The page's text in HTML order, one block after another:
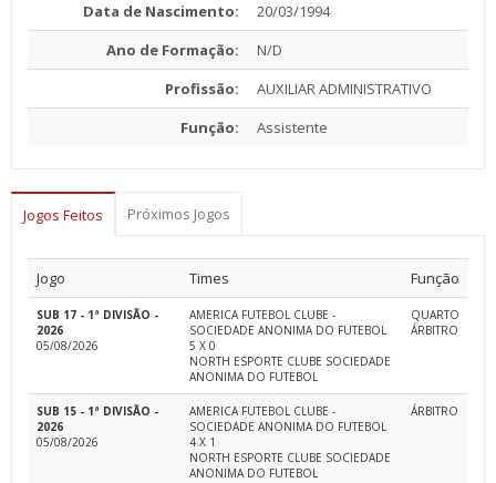
Data de Nascimento:
20/03/1994
Ano de Formação:
N/D
Profissão:
AUXILIAR ADMINISTRATIVO
Função:
Assistente
Jogos Feitos Próximos Jogos
Jogo Times Função
SUB 17 - 1ª DIVISÃO -
2026
05/08/2026
AMERICA FUTEBOL CLUBE -
SOCIEDADE ANONIMA DO FUTEBOL
5 X 0
NORTH ESPORTE CLUBE SOCIEDADE
ANONIMA DO FUTEBOL
QUARTO
ÁRBITRO
SUB 15 - 1ª DIVISÃO -
2026
05/08/2026
AMERICA FUTEBOL CLUBE -
SOCIEDADE ANONIMA DO FUTEBOL
4 X 1
NORTH ESPORTE CLUBE SOCIEDADE
ANONIMA DO FUTEBOL
ÁRBITRO